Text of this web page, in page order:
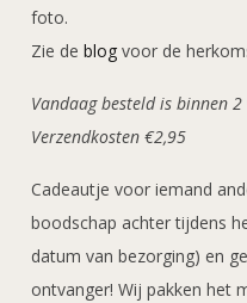
foto.
Zie de blog voor de
Vandaag besteld is binnen
Verzendkosten €2,95
Cadeautje voor iemand
boodschap achter tijdens
datum van bezorging) en
ontvanger! Wij pakken het